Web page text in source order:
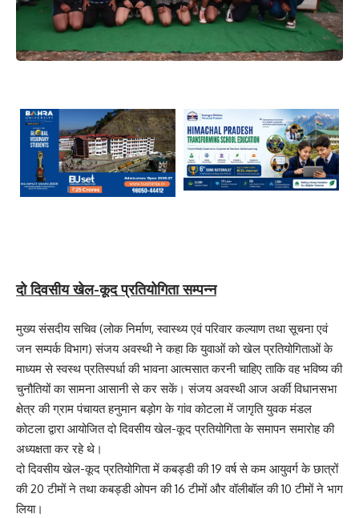
दो दिवसीय खेल-कूद प्रतियोगिता सम्पन्न
मुख्य संसदीय सचिव (लोक निर्माण, स्वास्थ्य एवं परिवार कल्याण तथा सूचना एवं
जन सम्पर्क विभाग) संजय अवस्थी ने कहा कि युवाओं को खेल प्रतियोगिताओं के
माध्यम से स्वस्थ प्रतिस्पर्धा की भावना आत्मसात करनी चाहिए ताकि वह भविष्य की
चुनौतियों का सामना आसानी से कर सकें। संजय अवस्थी आज अर्की विधानसभा
क्षेत्र की ग्राम पंचायत हनुमान बड़ोग के गांव कोटला में जागृति युवक मंडल
कोटला द्वारा आयोजित दो दिवसीय खेल-कूद प्रतियोगिता के समापन समारोह की
अध्यक्षता कर रहे थे।
दो दिवसीय खेल-कूद प्रतियोगिता में कबड्डी की 19 वर्ष से कम आयुवर्ग के छात्रों
की 20 टीमों ने तथा कबड्डी ओपन की 16 टीमों और वॉलीबॉल की 10 टीमों ने भाग
लिया।